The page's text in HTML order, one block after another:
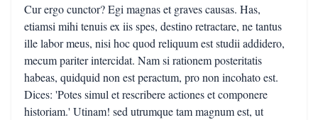
Cur ergo cunctor? Egi magnas et graves causas. Has,
etiamsi mihi tenuis ex iis spes, destino retractare, ne tantus
ille labor meus, nisi hoc quod reliquum est studii addidero,
mecum pariter intercidat. Nam si rationem posteritatis
habeas, quidquid non est peractum, pro non incohato est.
Dices: 'Potes simul et rescribere actiones et componere
historiam.' Utinam! sed utrumque tam magnum est, ut